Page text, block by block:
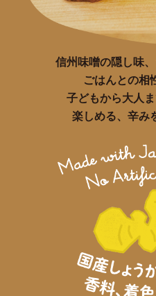
信州味噌の隠し味
ごはんとの相
子どもから大人
楽しめる、辛み